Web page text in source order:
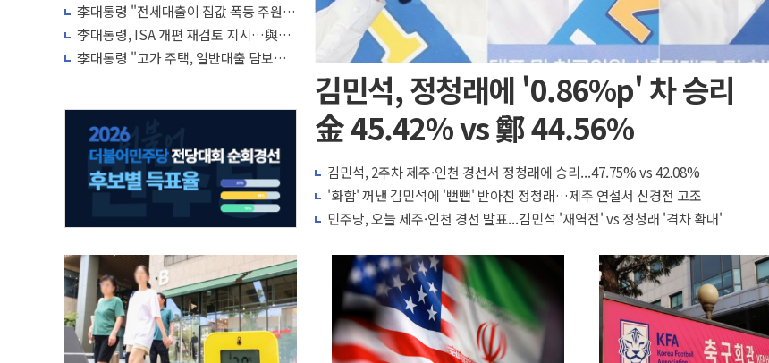
李대통령 "전세대출이 집값 폭등 주원
인…유주택자 제한·규제 강화 검토"
李대통령, ISA 개편 재검토 지시…與
"적극 환영"·野 "졸속 국정"
李대통령 "고가 주택, 일반대출 담보가
김민석, 정청래에 '0.86%p' 차 승리
金 45.42% vs 鄭 44.56%
김민석, 2주차 제주·인천 경선서 정청래에 승리...47.75% vs 42.08%
'화합' 꺼낸 김민석에 '뻔뻔' 받아친 정청래…제주 연설서 신경전 고조
민주당, 오늘 제주·인천 경선 발표...김민석 '재역전' vs 정청래 '격차 확대'